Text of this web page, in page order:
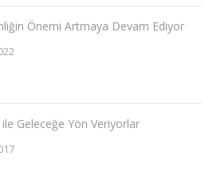
Önemi Artmaya Devam Ediyor
Geleceğe Yön Veriyorlar